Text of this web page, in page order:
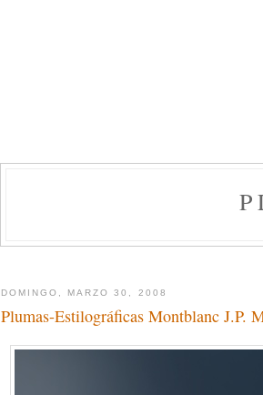
DOMINGO, MARZO 30, 2008
Plumas-Estilográficas Montblanc J.P.